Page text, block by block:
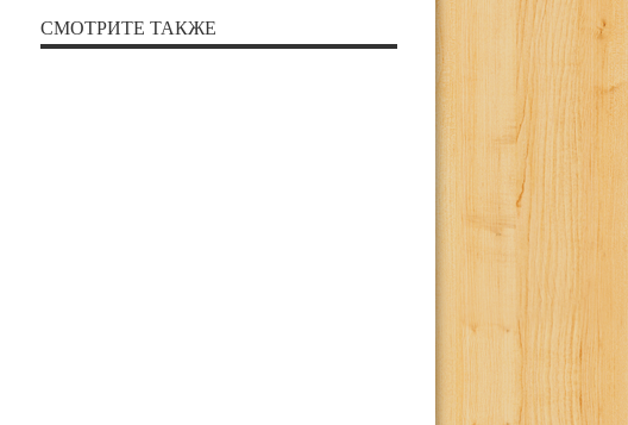
СМОТРИТЕ ТАКЖЕ